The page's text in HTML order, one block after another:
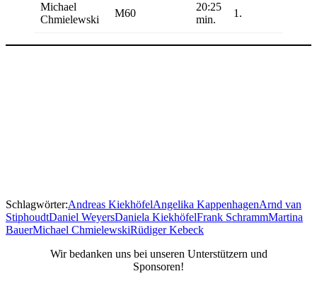
Michael
Chmielewski
M60
20:25
min.
1.
Schlagwörter:Andreas KiekhöfelAngelika KappenhagenArnd van
StiphoudtDaniel WeyersDaniela KiekhöfelFrank SchrammMartina
BauerMichael ChmielewskiRüdiger Kebeck
Wir bedanken uns bei unseren Unterstützern und
Sponsoren!